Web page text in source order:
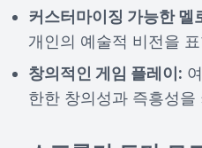
커스터마이징 가능한 멜
개인의 예술적 비전을
창의적인 게임 플레이:
한한 창의성과 즉흥성을